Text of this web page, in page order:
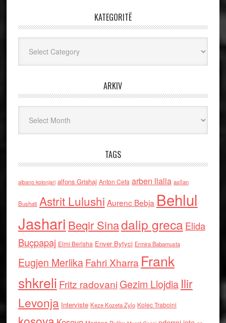
KATEGORITË
ARKIV
TAGS
albano kolonjari alfons Grishaj Anton Cefa arben llalla asllan
Bushati Astrit Lulushi Aurenc Bebja Behlul
Jashari Beqir Sinadalip grecaElida
Buçpapaj Elmi Berisha Enver Bytyci Ermira Babamusta
Eugjen MerlikaFahri Xharra Frank
shkreli Fritz radovaniGezim Llojdia Ilir
Levonja Interviste Keze Kozeta Zylo Kolec Traboini